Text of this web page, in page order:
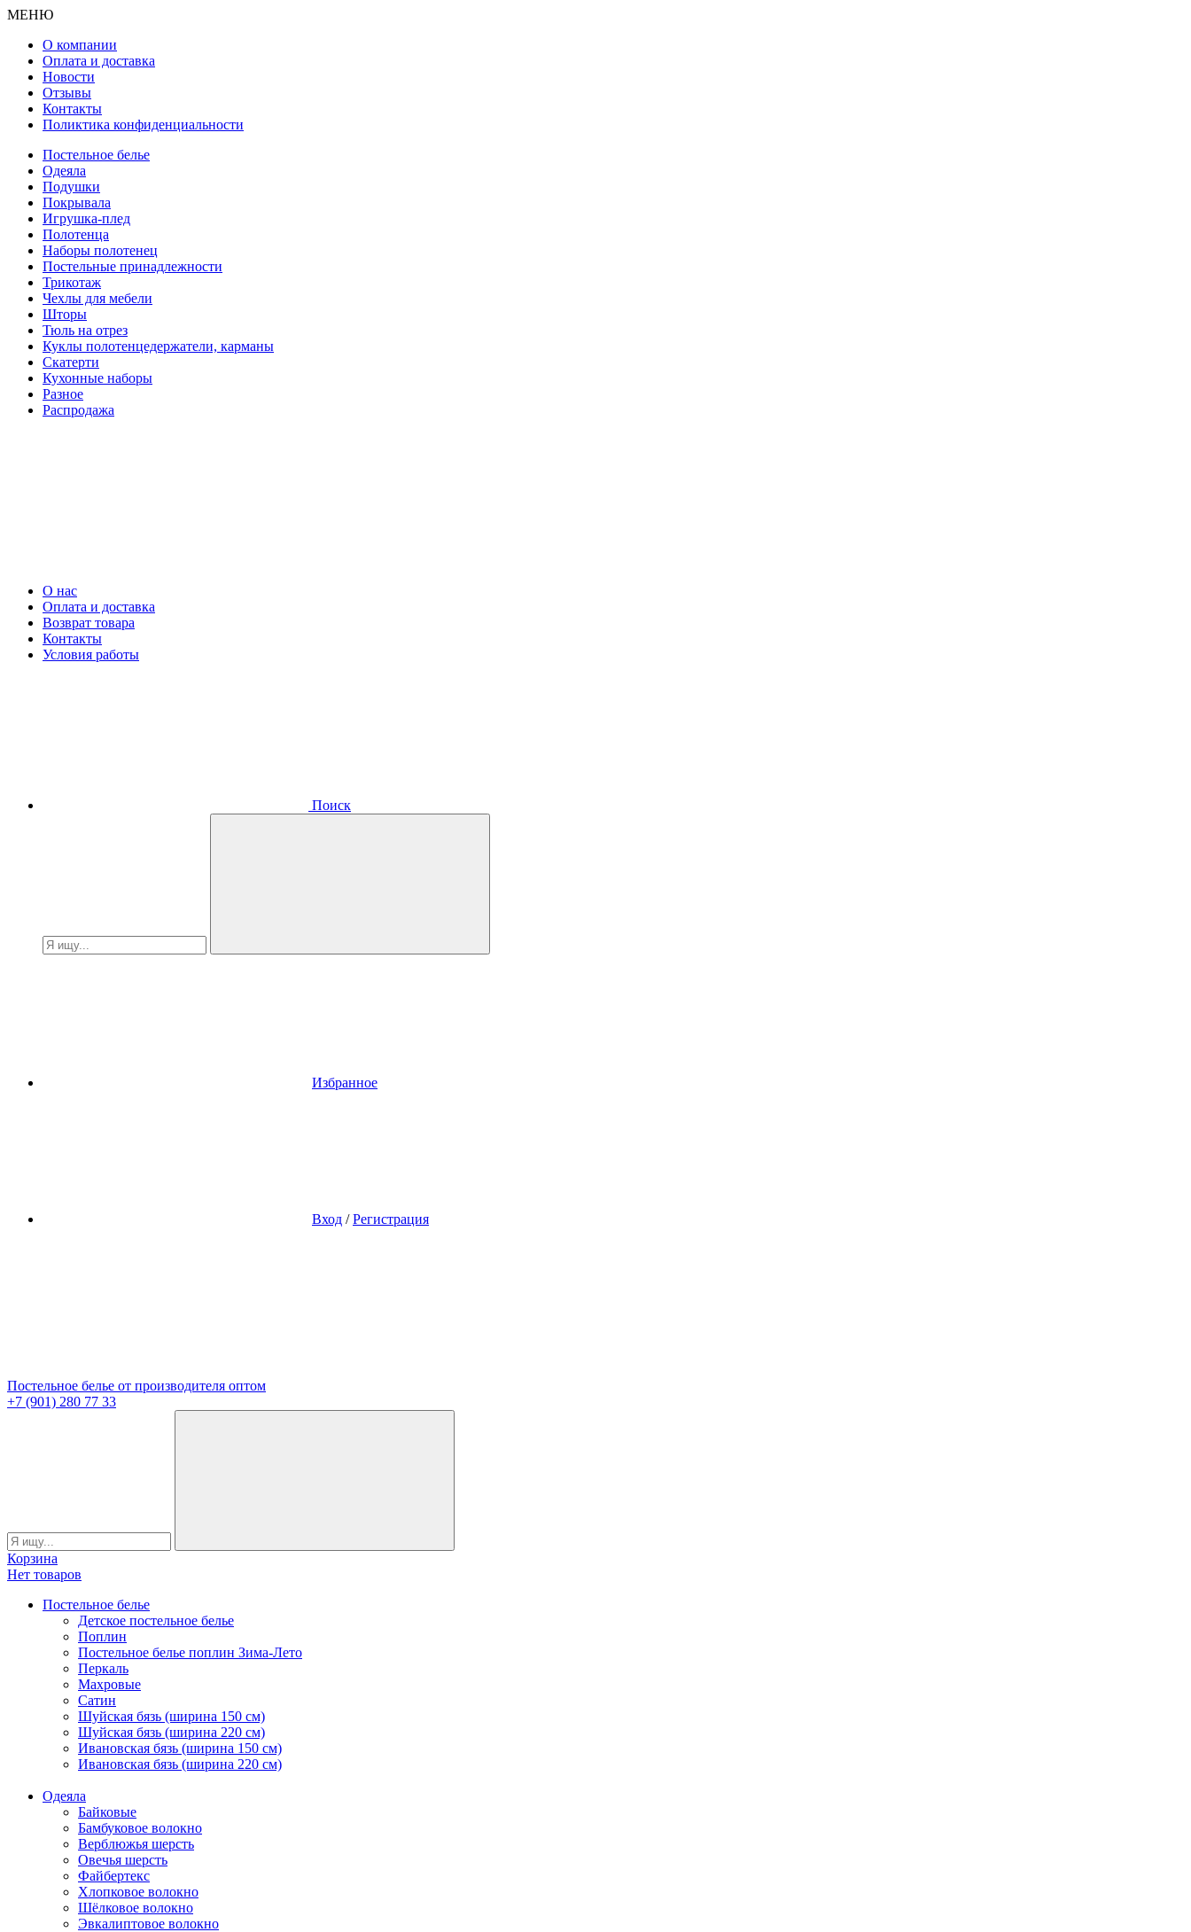
МЕНЮ
О компании
Оплата и доставка
Новости
Отзывы
Контакты
Поликтика конфиденциальности
Постельное белье
Одеяла
Подушки
Покрывала
Игрушка-плед
Полотенца
Наборы полотенец
Постельные принадлежности
Трикотаж
Чехлы для мебели
Шторы
Тюль на отрез
Куклы полотенцедержатели, карманы
Скатерти
Кухонные наборы
Разное
Распродажа
О нас
Оплата и доставка
Возврат товара
Контакты
Условия работы
Поиск
Избранное
Вход / Регистрация
Постельное белье от производителя оптом
+7 (901) 280 77 33
Корзина
Нет товаров
Постельное белье
Детское постельное белье
Поплин
Постельное белье поплин Зима-Лето
Перкаль
Махровые
Сатин
Шуйская бязь (ширина 150 см)
Шуйская бязь (ширина 220 см)
Ивановская бязь (ширина 150 см)
Ивановская бязь (ширина 220 см)
Одеяла
Байковые
Бамбуковое волокно
Верблюжья шерсть
Овечья шерсть
Файбертекс
Хлопковое волокно
Шёлковое волокно
Эвкалиптовое волокно